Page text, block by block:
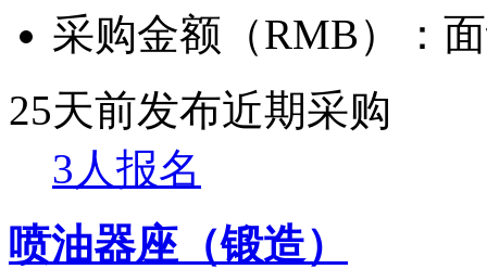
采购金额（RMB）：
25天前发布近期采购
3人报名
喷油器座（锻造）